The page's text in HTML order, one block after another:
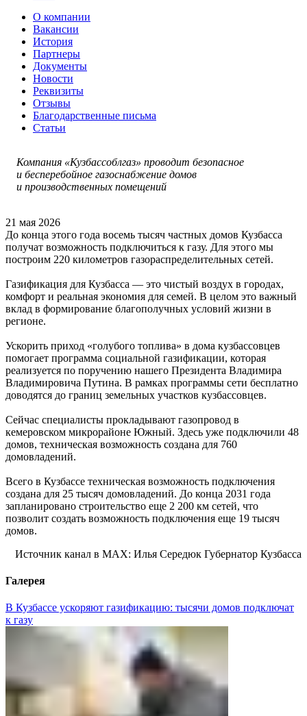
О компании
Вакансии
История
Партнеры
Документы
Новости
Реквизиты
Отзывы
Благодарственные письма
Статьи
Компания «Кузбассоблгаз» проводит безопасное
и бесперебойное газоснабжение домов
и производственных помещений
21 мая 2026
До конца этого года восемь тысяч частных домов Кузбасса
получат возможность подключиться к газу. Для этого мы
построим 220 километров газораспределительных сетей.
Газификация для Кузбасса — это чистый воздух в городах,
комфорт и реальная экономия для семей. В целом это важный
вклад в формирование благополучных условий жизни в
регионе.
Ускорить приход «голубого топлива» в дома кузбассовцев
помогает программа социальной газификации, которая
реализуется по поручению нашего Президента Владимира
Владимировича Путина. В рамках программы сети бесплатно
доводятся до границ земельных участков кузбассовцев.
Сейчас специалисты прокладывают газопровод в
кемеровском микрорайоне Южный. Здесь уже подключили 48
домов, техническая возможность создана для 760
домовладений.
Всего в Кузбассе техническая возможность подключения
создана для 25 тысяч домовладений. До конца 2031 года
запланировано строительство еще 2 200 км сетей, что
позволит создать возможность подключения еще 19 тысяч
домов.
Источник канал в MAX: Илья Середюк Губернатор Кузбасса
Галерея
В Кузбассе ускоряют газификацию: тысячи домов подключат
к газу